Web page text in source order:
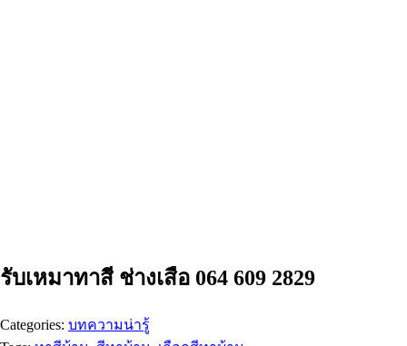
รับเหมาทาสี ช่างเสือ 064 609 2829
Categories: บทความน่ารู้